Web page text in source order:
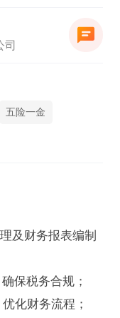
司
五险一金
及财务报表编制
保税务合规；
化财务流程；